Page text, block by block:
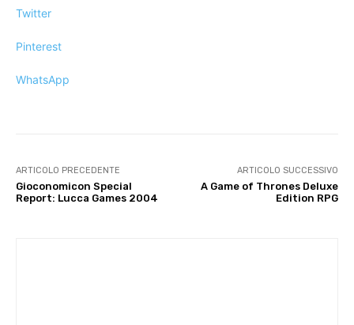
Twitter
Pinterest
WhatsApp
ARTICOLO PRECEDENTE
Gioconomicon Special
Report: Lucca Games 2004
ARTICOLO SUCCESSIVO
A Game of Thrones Deluxe
Edition RPG